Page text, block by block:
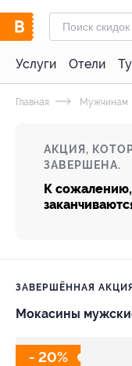
Услуги Отели
Главная Мужчинам
АКЦИЯ,
ЗАВЕРШЕНА.
К
ЗАВЕРШЁННАЯ АКЦИЯ
Мокасины
- 20%